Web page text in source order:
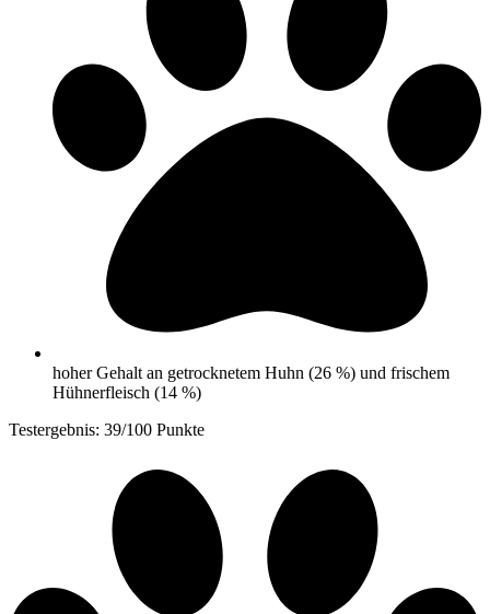
hoher Gehalt an getrocknetem Huhn (26 %) und frischem
Hühnerfleisch (14 %)
Testergebnis: 39/100 Punkte